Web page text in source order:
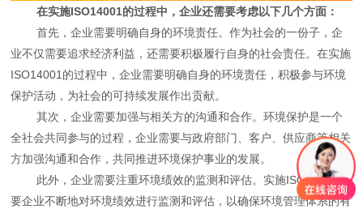
在实施ISO14001的过程中，企业还需要考虑以下几个方面：
首先，企业需要明确自身的环境责任。作为社会的一份子，企
业不仅需要追求经济利益，还需要积极履行自身的社会责任。在实施
ISO14001的过程中，企业需要明确自身的环境责任，积极参与环境
保护活动，为社会的可持续发展作出贡献。
其次，企业需要加强与相关方的沟通和合作。环境保护是一个
全社会共同参与的过程，企业需要与政府部门、客户、供应商等相关
方加强沟通和合作，共同推进环境保护事业的发展。
此外，企业需要注重环境绩效的监测和评估。实施ISO14001需
要企业不断地对环境绩效进行监测和评估，以确保环境管理体系的有